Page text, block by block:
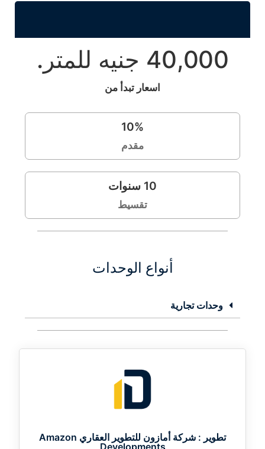
40,000 جنيه للمتر.
اسعار تبدأ من
10%
مقدم
10 سنوات
تقسيط
أنواع الوحدات
وحدات تجارية
تطوير :
شركة أمازون للتطوير العقاري Amazon